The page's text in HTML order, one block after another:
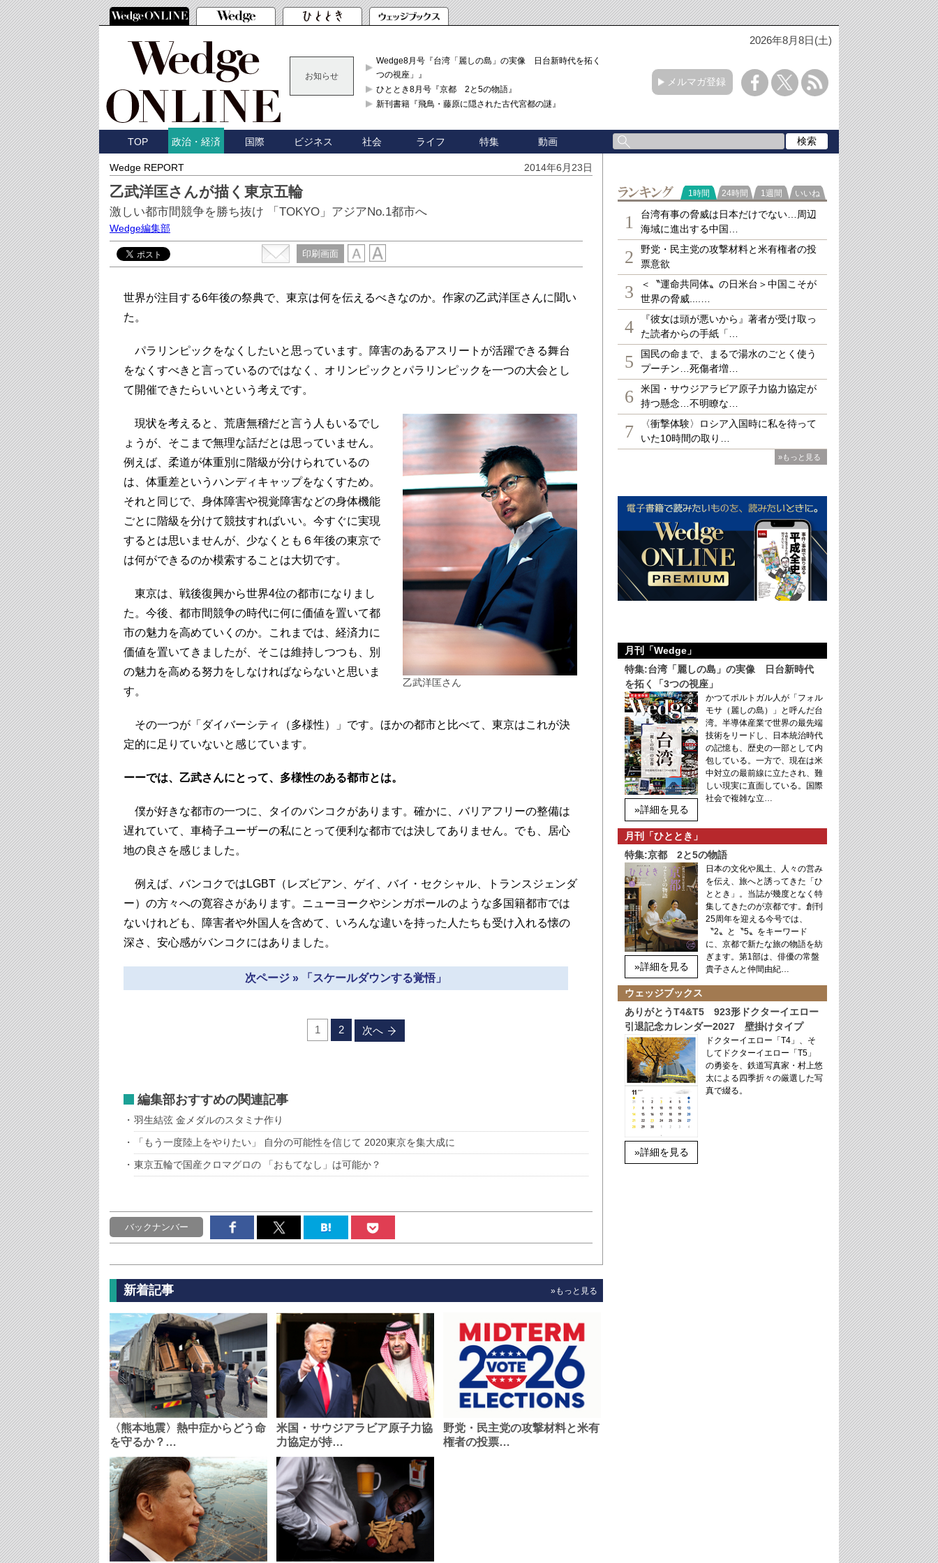
2026年8月8日(土)
お知らせ
Wedge8月号『台湾「麗しの島」の実像 日台新時代を拓く「3
つの視座」』
ひととき8月号『京都 2と5の物語』
新刊書籍『飛鳥・藤原に隠された古代宮都の謎』
メルマガ登録
TOP 政治・経済 国際 ビジネス 社会 ライフ 特集 動画
Wedge REPORT 2014年6月23日
乙武洋匡さんが描く東京五輪
激しい都市間競争を勝ち抜け 「TOKYO」アジアNo.1都市へ
Wedge編集部
印刷画面
世界が注目する6年後の祭典で、東京は何を伝えるべきなのか。作家の乙武洋匡さんに聞い
た。
パラリンピックをなくしたいと思っています。障害のあるアスリートが活躍できる舞台
をなくすべきと言っているのではなく、オリンピックとパラリンピックを一つの大会とし
て開催できたらいいという考えです。
乙武洋匡さん
現状を考えると、荒唐無稽だと言う人もいるでし
ょうが、そこまで無理な話だとは思っていません。
例えば、柔道が体重別に階級が分けられているの
は、体重差というハンディキャップをなくすため。
それと同じで、身体障害や視覚障害などの身体機能
ごとに階級を分けて競技すればいい。今すぐに実現
するとは思いませんが、少なくとも６年後の東京で
は何ができるのか模索することは大切です。
東京は、戦後復興から世界4位の都市になりまし
た。今後、都市間競争の時代に何に価値を置いて都
市の魅力を高めていくのか。これまでは、経済力に
価値を置いてきましたが、そこは維持しつつも、別
の魅力を高める努力をしなければならないと思いま
す。
その一つが「ダイバーシティ（多様性）」です。ほかの都市と比べて、東京はこれが決
定的に足りていないと感じています。
ーーでは、乙武さんにとって、多様性のある都市とは。
僕が好きな都市の一つに、タイのバンコクがあります。確かに、バリアフリーの整備は
遅れていて、車椅子ユーザーの私にとって便利な都市では決してありません。でも、居心
地の良さを感じました。
例えば、バンコクではLGBT（レズビアン、ゲイ、バイ・セクシャル、トランスジェンダ
ー）の方々への寛容さがあります。ニューヨークやシンガポールのような多国籍都市では
ないけれども、障害者や外国人を含めて、いろんな違いを持った人たちも受け入れる懐の
深さ、安心感がバンコクにはありました。
次ページ » 「スケールダウンする覚悟」
1 2 次へ
編集部おすすめの関連記事
羽生結弦 金メダルのスタミナ作り
「もう一度陸上をやりたい」 自分の可能性を信じて 2020東京を集大成に
東京五輪で国産クロマグロの 「おもてなし」は可能か？
バックナンバー
新着記事 »もっと見る
〈熊本地震〉熱中症からどう命
を守るか？…
米国・サウジアラビア原子力協
力協定が持…
野党・民主党の攻撃材料と米有
権者の投票…
ランキング
1時間 24時間 1週間 いいね
1
台湾有事の脅威は日本だけでない…周辺
海域に進出する中国…
2
野党・民主党の攻撃材料と米有権者の投
票意欲
3
＜〝運命共同体〟の日米台＞中国こそが
世界の脅威....…
4
『彼女は頭が悪いから』著者が受け取っ
た読者からの手紙「…
5
国民の命まで、まるで湯水のごとく使う
プーチン…死傷者増…
6
米国・サウジアラビア原子力協力協定が
持つ懸念…不明瞭な…
7
〈衝撃体験〉ロシア入国時に私を待って
いた10時間の取り…
»もっと見る
月刊「Wedge」
特集:台湾「麗しの島」の実像 日台新時代
を拓く「3つの視座」
»詳細を見る
かつてポルトガル人が「フォル
モサ（麗しの島）」と呼んだ台
湾。半導体産業で世界の最先端
技術をリードし、日本統治時代
の記憶も、歴史の一部として内
包している。一方で、現在は米
中対立の最前線に立たされ、難
しい現実に直面している。国際
社会で複雑な立…
月刊「ひととき」
特集:京都 2と5の物語
»詳細を見る
日本の文化や風土、人々の営み
を伝え、旅へと誘ってきた「ひ
ととき」。当誌が幾度となく特
集してきたのが京都です。創刊
25周年を迎える今号では、
〝2〟と〝5〟をキーワード
に、京都で新たな旅の物語を紡
ぎます。第1部は、俳優の常盤
貴子さんと仲間由紀…
ウェッジブックス
ありがとうT4&T5 923形ドクターイエロー
引退記念カレンダー2027 壁掛けタイプ
»詳細を見る
ドクターイエロー「T4」、そ
してドクターイエロー「T5」
の勇姿を、鉄道写真家・村上悠
太による四季折々の厳選した写
真で綴る。